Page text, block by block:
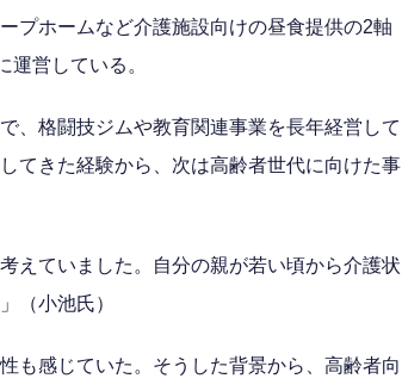
プホームなど介護施設向けの昼食提供の2軸
営している。
、格闘技ジムや教育関連事業を長年経営して
てきた経験から、次は高齢者世代に向けた事
えていました。自分の親が若い頃から介護状
（小池氏）
も感じていた。そうした背景から、高齢者向